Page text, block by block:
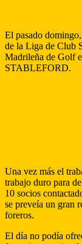
El pasado
de la Liga de Club
Madrileña de Golf
STABLEFORD.
Una vez más el
trabajo duro para
10 socios
se preveía un gran
foreros.
El día no podía